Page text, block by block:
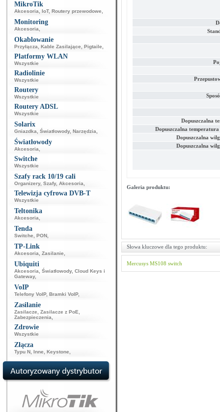
MikroTik
Akcesoria IoT, Routery przewodowe
Monitoring
Akcesoria
Okablowanie
Przyłącza Kable Zasilające Pigtaile
Platformy WLAN
Wszystkie
Radiolinie
Wszystkie
Routery
Wszystkie
Routery ADSL
Wszystkie
Solarix
Gniazdka Światłowody, Narzędzia
Światłowody
Akcesoria
Switche
Wszystkie
Szafy rack 10/19 cali
Organizery, Szafy, Akcesoria
Telewizja cyfrowa DVB-T
Wszystkie
Teltonika
Akcesoria
Tenda
Switche PON
TP-Link
Akcesoria Zasilanie
Ubiquiti
Akcesoria Światłowody, Cloud Keys i
Gateway,
VoIP
Telefony VoIP, Bramki VoIP,
Zasilanie
Zasilacze Zasilacze z PoE
Zabezpieczenia
Zdrowie
Wszystkie
Złącza
Typu N Inne Keystone
Dopuszczalna
Dopuszczalna
Dopuszczalna
Dopuszczalna
Galeria produktu:
Słowa kluczowe dla tego produktu:
Mercusys MS108 switch